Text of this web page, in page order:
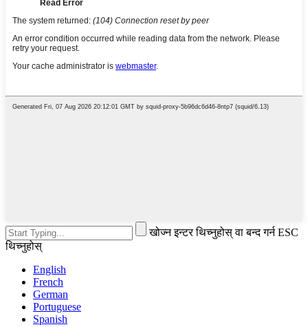
खोज्न इन्टर थिच्नुहोस् वा बन्द गर्न ESC
थिच्नुहोस्
English
French
German
Portuguese
Spanish